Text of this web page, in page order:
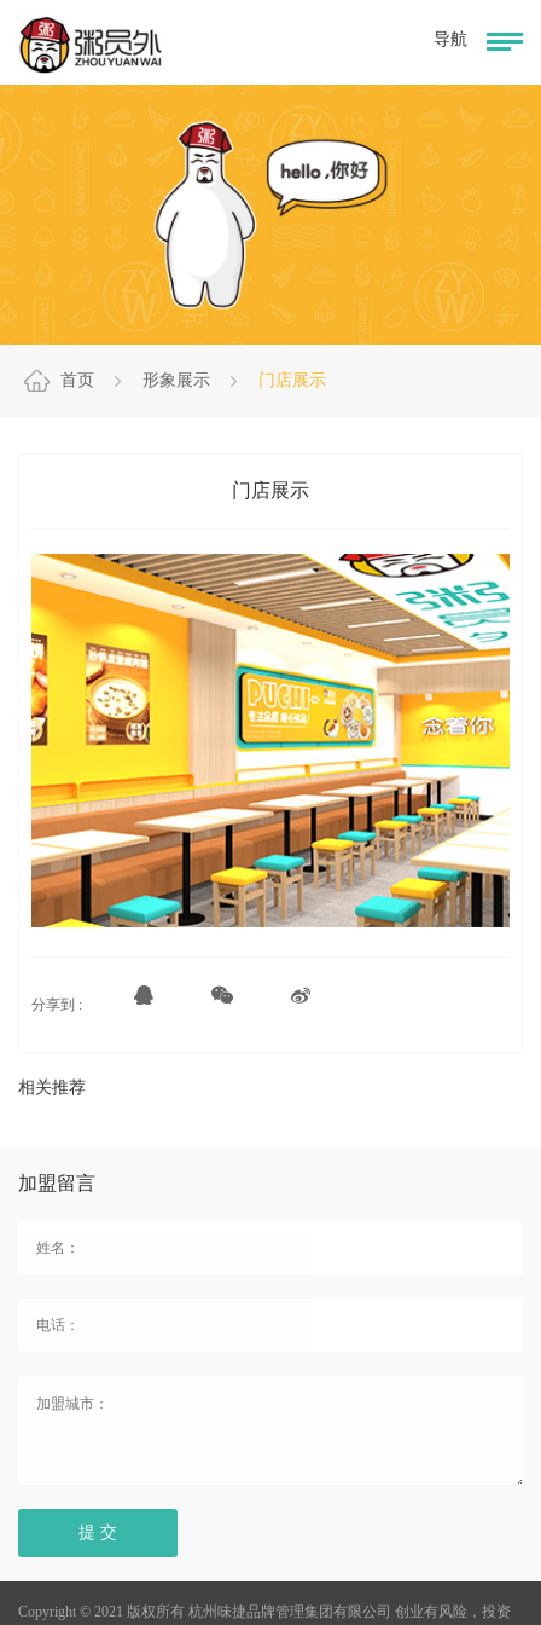
首页 形象展示 门店展示
门店展示
分享到 :
相关推荐
加盟留言
提 交
Copyright © 2021 版权所有 杭州味捷品牌管理集团有限公司 创业有风险，投资